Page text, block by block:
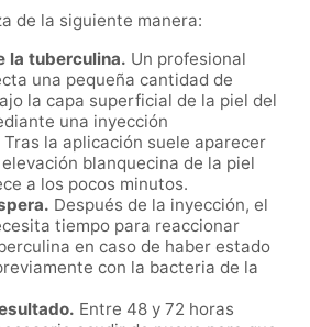
de la siguiente manera:
la tuberculina. Un profesional
una pequeña cantidad de
la capa superficial de la piel del
una inyección
la aplicación suele aparecer
blanquecina de la piel
a los pocos minutos.
Después de la inyección, el
tiempo para reaccionar
en caso de haber estado
con la bacteria de la
Entre 48 y 72 horas